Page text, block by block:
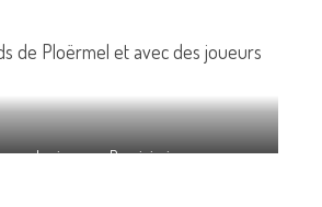
de Ploërmel et avec des joueurs
des joueurs Dominicains